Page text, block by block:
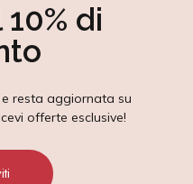
di
resta aggiornata su
offerte esclusive!